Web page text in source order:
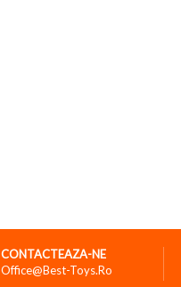
CONTACTEAZA-NE
Office@best-Toys.ro